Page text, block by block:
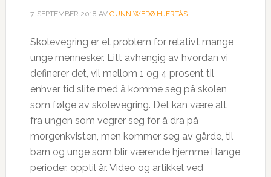
7. SEPTEMBER 2018 AV GUNN WEDØ HJERTÅS
Skolevegring er et problem for relativt mange
unge mennesker. Litt avhengig av hvordan vi
definerer det, vil mellom 1 og 4 prosent til
enhver tid slite med å komme seg på skolen
som følge av skolevegring. Det kan være alt
fra ungen som vegrer seg for å dra på
morgenkvisten, men kommer seg av gårde, til
barn og unge som blir værende hjemme i lange
perioder, opptil år. Video og artikkel ved